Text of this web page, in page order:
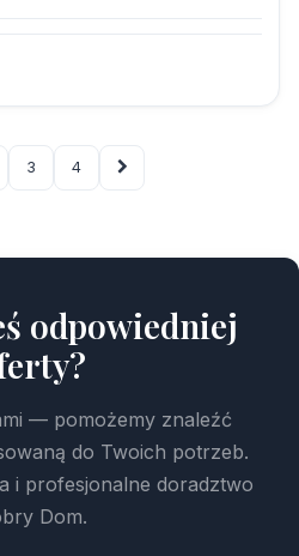
3 4
odpowiedniej
— pomożemy znaleźć
do Twoich potrzeb.
i profesjonalne doradztwo
Dom.